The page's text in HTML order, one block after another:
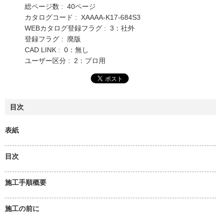
総ページ数 : 40ページ
カタログコード : XAAAA-K17-684S3
WEBカタログ登録フラグ : 3：社外
登録フラグ : 廃版
CAD LINK : 0：無し
ユーザー区分 : 2：プロ用
目次
表紙
目次
施工手順概要
施工の前に